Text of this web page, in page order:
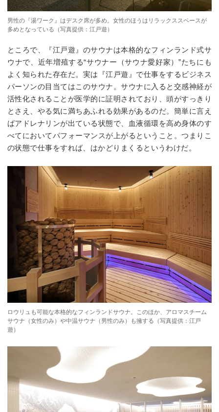
男性の『湯ワーク』はデスク席が多め。女性のほうはリラックススペースが
多めとなっている（写真提供：江戸遊）
ところで、『江戸遊』のサウナは本格的なフィンランド式サ
ウナで、近年増殖する“サウナー（サウナ愛好家）”たちにも
よく知られた存在だ。実は『江戸遊』で仕事をするビジネス
パーソンの目当てはこのサウナ。サウナに入ると交感神経が
活性化されることが医学的に証明されており、頭がすっきり
とさえ、やる気に満ちあふれる効果があるのだ。簡単に言え
ばアドレナリンが出ている状態で、血液循環を高め身体のす
べてにおいてパフォーマンスが上がるということ。つまりこ
の状態で仕事をすれば、はかどりまくるというわけだ。
ロウリュも可能な本格的なフィンランドサウナ。このほか、アロマスチーム
サウナ（女性のみ）や中温サウナ（男性のみ）も擁する（写真提供：江戸
遊）